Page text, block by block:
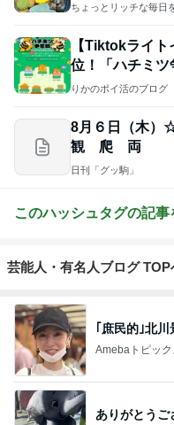
ちょっとリッチな毎日
【Tiktokライ
位！「ハチミツ
りかのポイ活のブログ
8月６日（木
観 爬 両
日刊「グッ駒」
このハッシュタグの記事
芸能人・有名人ブログ TOP
｢庶民的｣北
Amebaトピック
ありがとうご